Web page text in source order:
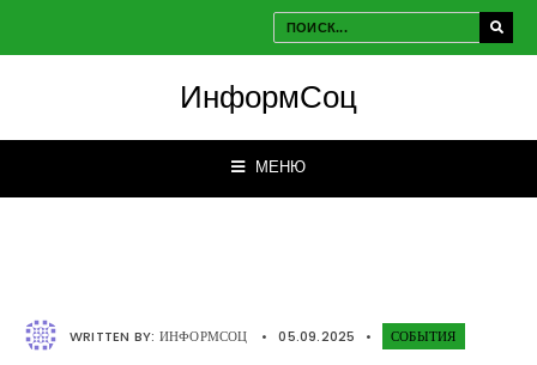
ИнформСоц
МЕНЮ
WRITTEN BY: ИНФОРМСОЦ • 05.09.2025 • СОБЫТИЯ